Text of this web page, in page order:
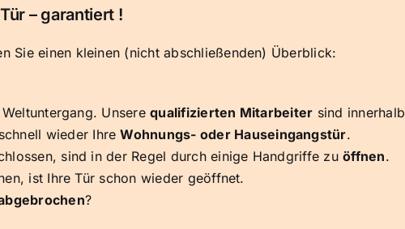
– garantiert !
Sie einen kleinen (nicht abschließenden) Überblick:
Unserequalifizierten Mitarbeiter sind innerhalb
wieder IhreWohnungs- oder Hauseingangstür.
sind in der Regel durch einige Handgriffe zuöffnen.
ist Ihre Tür schon wieder geöffnet.
?